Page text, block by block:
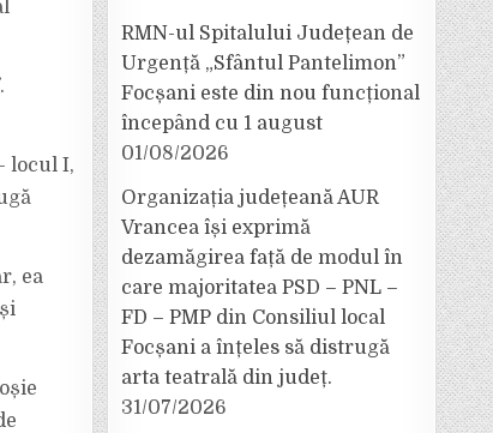
locul I,
ea
RMN-ul Spitalului Județean de
Urgență „Sfântul Pantelimon”
Focșani este din nou funcțional
începând cu 1 august
01/08/2026
Organizația județeană AUR
Vrancea își exprimă
dezamăgirea față de modul în
care majoritatea PSD – PNL –
FD – PMP din Consiliul local
Focșani a înțeles să distrugă
arta teatrală din județ.
31/07/2026